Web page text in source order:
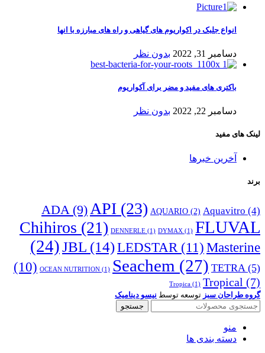
انواع جلبک در اکواریوم های گیاهی و راه های مبارزه با انها
دسامبر 31, 2022 بدون نظر
باکتری های مفید و مضر برای آکواریوم
دسامبر 22, 2022 بدون نظر
لینک های مفید
آخرین خبرها
برند
ADA (9) API (23) AQUARIO (2) Aquavitro (4)
Chihiros (21) DENNERLE (1) DYMAX (1) FLUVAL
(24)JBL (14)LEDSTAR (11) Masterine
(10) OCEAN NUTRITION (1) Seachem (27) TETRA (5)
Tropica (1) Tropical (7)
گروه طراحان سبز توسعه توسط نیسو دینامیک
جستجو
منو
دسته بندی ها